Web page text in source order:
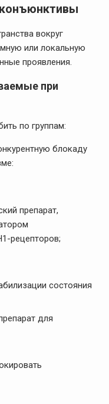
вокруг
или локальную
проявления.
при
по группам:
блокаду
препарат,
рецепторов;
состояния
для